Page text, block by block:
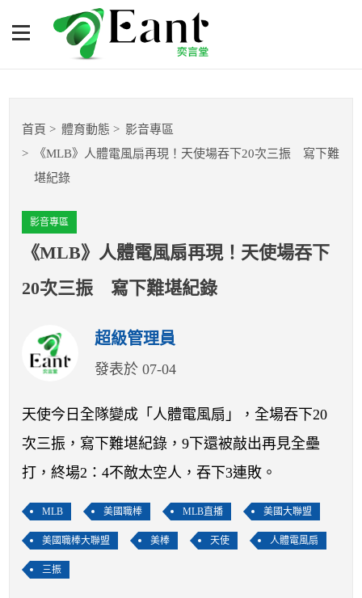
《MLB》人體電風扇再現！
天使場吞下20次三振 寫下
籃球
棒球
球隊數據
開賽列表
運彩教學專區
首頁 體育動態
影音專區
《MLB》人體電風扇再現！天使場吞下20次三振 寫下難
堪紀錄
影音專區
《MLB》人體電風扇再現！天使場吞下
20次三振 寫下難堪紀錄
超級管理員
發表於 07-04
天使今日全隊變成「人體電風扇」，全場吞下20
次三振，寫下難堪紀錄，9下還被敲出再見全壘
打，終場2：4不敵太空人，吞下3連敗。
MLB 美國職棒 MLB直播 美國大聯盟
美國職棒大聯盟 美棒 天使 人體電風扇
三振